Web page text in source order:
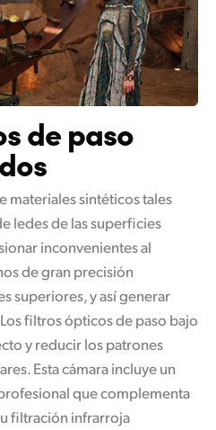
de paso
materiales sintéticos tales
ledes de las superficies
inconvenientes al
de gran precisión
superiores, y así generar
filtros ópticos de paso bajo
y reducir los patrones
Esta cámara incluye un
que complementa
filtración infrarroja